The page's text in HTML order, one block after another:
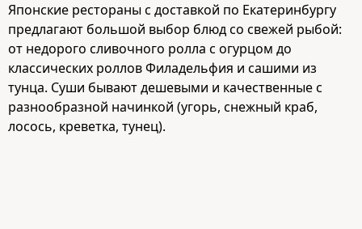
Японские рестораны с доставкой по Екатеринбургу
предлагают большой выбор блюд со свежей рыбой:
от недорого сливочного ролла с огурцом до
классических роллов Филадельфия и сашими из
тунца. Суши бывают дешевыми и качественные с
разнообразной начинкой (угорь, снежный краб,
лосось, креветка, тунец).